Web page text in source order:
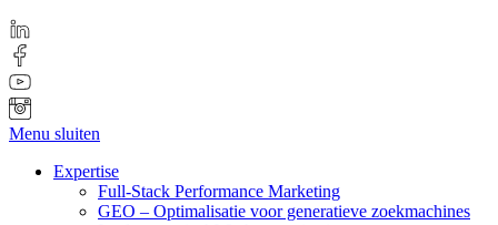
Menu sluiten
Expertise
Full-Stack Performance Marketing
GEO – Optimalisatie voor generatieve zoekmachines